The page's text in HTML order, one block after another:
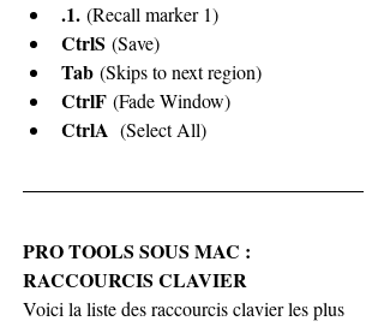
.1. (Recall marker 1)
CtrlS (Save)
Tab (Skips to next region)
CtrlF (Fade Window)
CtrlA (Select All)
PRO TOOLS SOUS MAC :
RACCOURCIS CLAVIER
Voici la liste des raccourcis clavier les plus